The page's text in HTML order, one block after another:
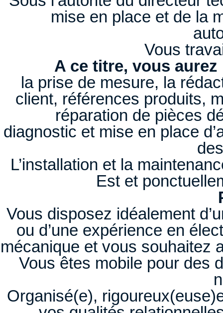
mise en place et de la
Vous
A ce titre, vous
la prise de mesure, la
client, références produits,
réparation de pièces
diagnostic et mise en place
L’installation et la
Est et
Vous disposez idéalement
ou d’une expérience en
mécanique et vous souhaitez
Vous êtes mobile pour des
Organisé(e),